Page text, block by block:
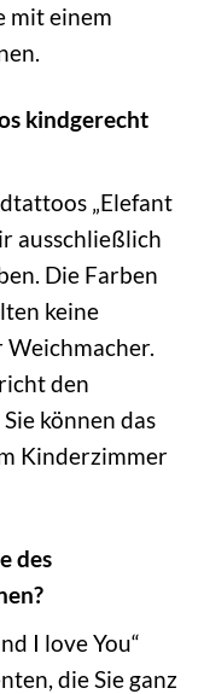
mit einem
kindgerecht
„Elefant
ausschließlich
Die Farben
keine
den
können das
Kinderzimmer
des
I love You“
die Sie ganz